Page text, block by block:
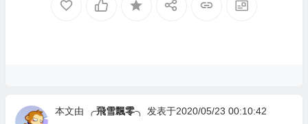
本文由 ╭飛雪飄零╮ 发表于2020/05/23 00:10:42